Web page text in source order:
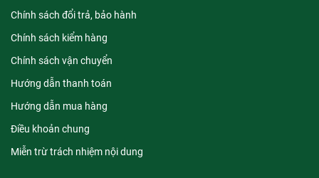
Chính sách đổi trả, bảo hành
Chính sách kiểm hàng
Chính sách vận chuyển
Hướng dẫn thanh toán
Hướng dẫn mua hàng
Điều khoản chung
Miễn trừ trách nhiệm nội dung